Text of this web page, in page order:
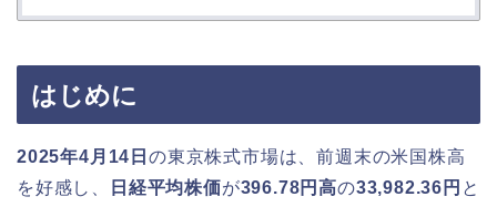
はじめに
2025年4月14日 の東京株式市場は、前週末の米国株高
を好感し、
日経平均株価が396.78円高の33,982.36円 と